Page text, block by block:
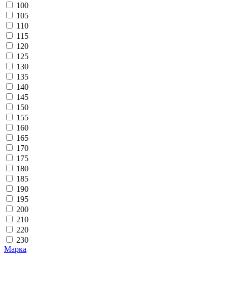
100
105
110
115
120
125
130
135
140
145
150
155
160
165
170
175
180
185
190
195
200
210
220
230
Марка